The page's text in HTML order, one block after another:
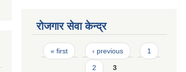
रोजगार सेवा केन्द्र
Pages
« first ‹ previous 1
2 3